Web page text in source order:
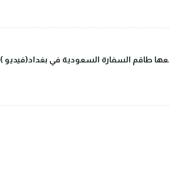
طاقم السفارة السعودية في بغداد(فيديو )